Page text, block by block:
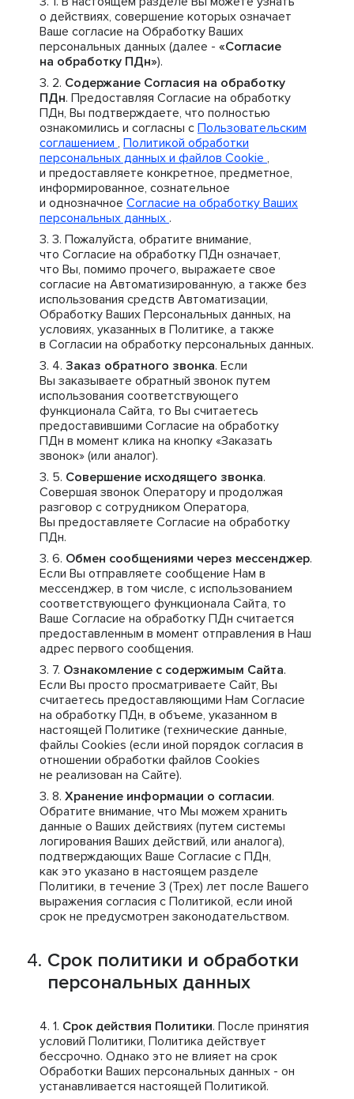
о действиях, совершение которых означает
Ваше согласие на Обработку Ваших
персональных данных (далее - «Согласие
на обработку ПДн»).
Содержание Согласия на обработку
ПДн. Предоставляя Согласие на обработку
ПДн, Вы подтверждаете, что полностью
ознакомились и согласны с Пользовательским
соглашением , Политикой обработки
персональных данных и файлов Cookie ,
и предоставляете конкретное, предметное,
информированное, сознательное
и однозначное Согласие на обработку Ваших
персональных данных .
Пожалуйста, обратите внимание,
что Согласие на обработку ПДн означает,
что Вы, помимо прочего, выражаете свое
согласие на Автоматизированную, а также без
использования средств Автоматизации,
Обработку Ваших Персональных данных, на
условиях, указанных в Политике, а также
в Согласии на обработку персональных данных.
Заказ обратного звонка. Если
Вы заказываете обратный звонок путем
использования соответствующего
функционала Сайта, то Вы считаетесь
предоставившими Согласие на обработку
ПДн в момент клика на кнопку «Заказать
звонок» (или аналог).
Совершение исходящего звонка.
Совершая звонок Оператору и продолжая
разговор с сотрудником Оператора,
Вы предоставляете Согласие на обработку
ПДн.
Обмен сообщениями через мессенджер.
Если Вы отправляете сообщение Нам в
мессенджер, в том числе, с использованием
соответствующего функционала Сайта, то
Ваше Согласие на обработку ПДн считается
предоставленным в момент отправления в Наш
адрес первого сообщения.
Ознакомление с содержимым Сайта.
Если Вы просто просматриваете Сайт, Вы
считаетесь предоставляющими Нам Согласие
на обработку ПДн, в объеме, указанном в
настоящей Политике (технические данные,
файлы Cookies (если иной порядок согласия в
отношении обработки файлов Cookies
не реализован на Сайте).
Хранение информации о согласии.
Обратите внимание, что Мы можем хранить
данные о Ваших действиях (путем системы
логирования Ваших действий, или аналога),
подтверждающих Ваше Согласие с ПДн,
как это указано в настоящем разделе
Политики, в течение 3 (Трех) лет после Вашего
выражения согласия с Политикой, если иной
срок не предусмотрен законодательством.
Срок политики и обработки
персональных данных
Срок действия Политики. После принятия
условий Политики, Политика действует
бессрочно. Однако это не влияет на срок
Обработки Ваших персональных данных - он
устанавливается настоящей Политикой.